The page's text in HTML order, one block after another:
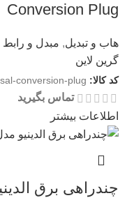
Conversion Plug
هاب و تبدیل, مبدل و رابط
گرین لاین
کد کالا: conversion-plug
تماس بگیرید
اطلاعات بیشتر